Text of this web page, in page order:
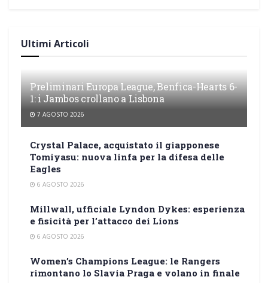
Ultimi Articoli
Preliminari Europa League, Benfica-Hearts 6-
1: i Jambos crollano a Lisbona
7 AGOSTO 2026
Crystal Palace, acquistato il giapponese
Tomiyasu: nuova linfa per la difesa delle
Eagles
6 AGOSTO 2026
Millwall, ufficiale Lyndon Dykes: esperienza
e fisicità per l’attacco dei Lions
6 AGOSTO 2026
Women’s Champions League: le Rangers
rimontano lo Slavia Praga e volano in finale